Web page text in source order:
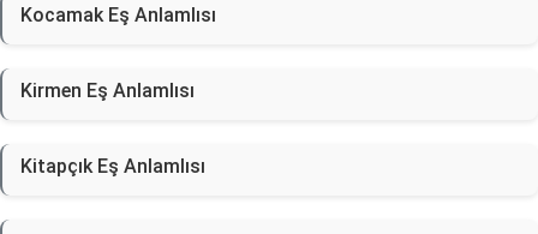
Kocamak Eş Anlamlısı
Kirmen Eş Anlamlısı
Kitapçık Eş Anlamlısı